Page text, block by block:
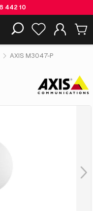
442 10
445.55 €
exkl. MwSt.
AXIS M3047-P